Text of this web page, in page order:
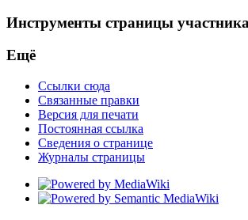
Инструменты страницы участника
Ещё
Ссылки сюда
Связанные правки
Версия для печати
Постоянная ссылка
Сведения о странице
Журналы страницы